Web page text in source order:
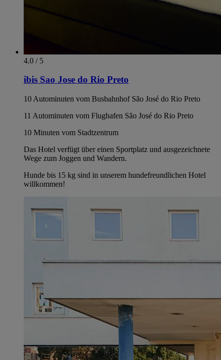
4.0 / 5
ibis Sao Jose do Rio Preto
10 Autominuten vom Busbahnhof São José do Rio Preto
11 Autominuten vom Flughafen São José do Rio Preto
10 Minuten vom Stadtzentrum
Das Hotel verfügt über einen Sportplatz und ausgezeichnete
Wege zum Joggen und Wandern.
Hunde bis 15 kg sind in unserem hundefreundlichen Hotel
willkommen!